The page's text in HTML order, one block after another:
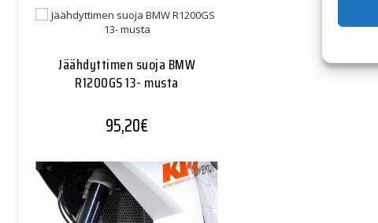
Jäähdyttimen suoja BMW
R1200GS 13- musta
95,20€